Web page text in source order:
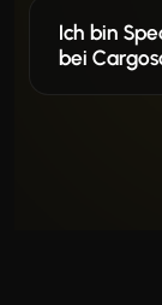
Ich bin
bei